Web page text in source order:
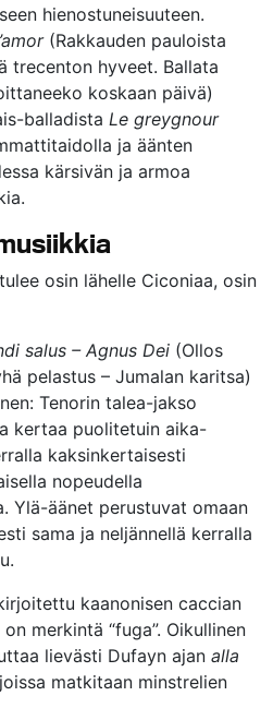
hienostuneisuuteen.
(Rakkauden pauloista
trecenton hyveet. Ballata
koskaan päivä)
balladista Le greygnour
ja äänten
kärsivän ja armoa
osin lähelle Ciconiaa, osin
salus – Agnus Dei (Ollos
pelastus – Jumalan karitsa)
Tenorin talea-jakso
kertaa puolitetuin aika-
kaksinkertaisesti
nopeudella
Ylä-äänet perustuvat omaan
sama ja neljännellä kerralla
kaanonisen caccian
merkintä “fuga”. Oikullinen
lievästi Dufayn ajan alla
matkitaan minstrelien